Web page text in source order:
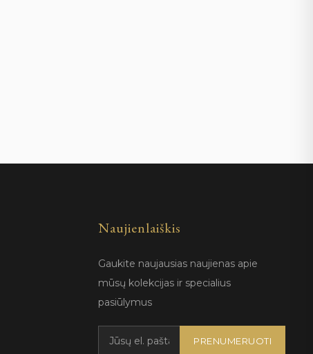
Naujienlaiškis
Gaukite naujausias naujienas apie
mūsų kolekcijas ir specialius
pasiūlymus
PRENUMERUOTI